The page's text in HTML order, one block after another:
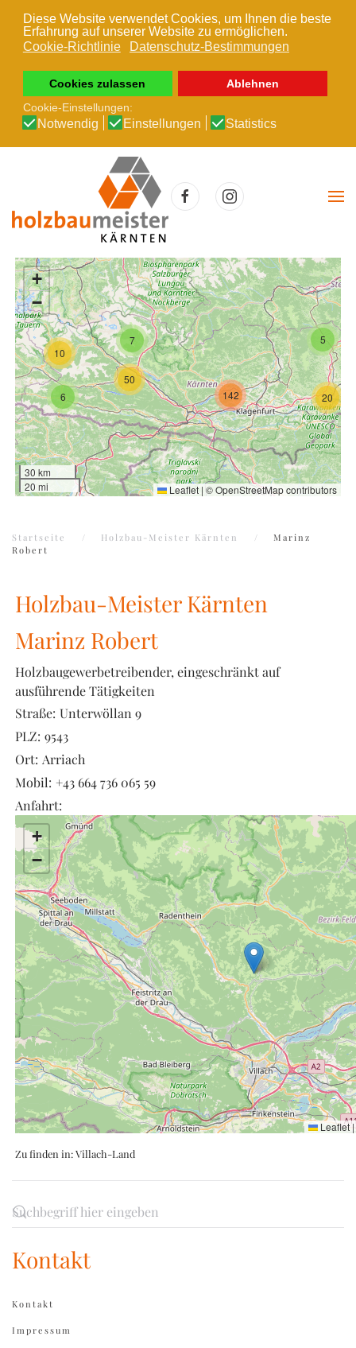
Diese Website verwendet Cookies, um Ihnen die beste
Erfahrung auf unserer Website zu ermöglichen.
Cookie-Richtlinie
Datenschutz-Bestimmungen
Cookies zulassen
Ablehnen
Cookie-Einstellungen:
Notwendig Einstellungen Statistics
Zum Hauptinhalt springen
10
6
5
20
7
50
142
+
−
30 km
20 mi
Leaflet | ©OpenStreetMapcontributors
Startseite Holzbau-Meister Kärnten
Marinz
Robert
Holzbau-Meister Kärnten
Marinz Robert
Holzbaugewerbetreibender, eingeschränkt auf
ausführende Tätigkeiten
Straße: Unterwöllan 9
PLZ: 9543
Ort: Arriach
Mobil: +43 664 736 065 59
Anfahrt:
+
−
Leaflet |
Zu finden in:Villach-Land
Kontakt
Kontakt
Impressum